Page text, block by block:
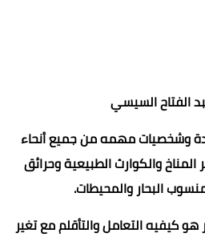
الفتاح السيسي
وشخصيات مهمه من جميع أنحاء
والكوارث الطبيعية وحرائق
منسوب البحار والمحيطات.
كيفيه التعامل والتأقلم مع تغير